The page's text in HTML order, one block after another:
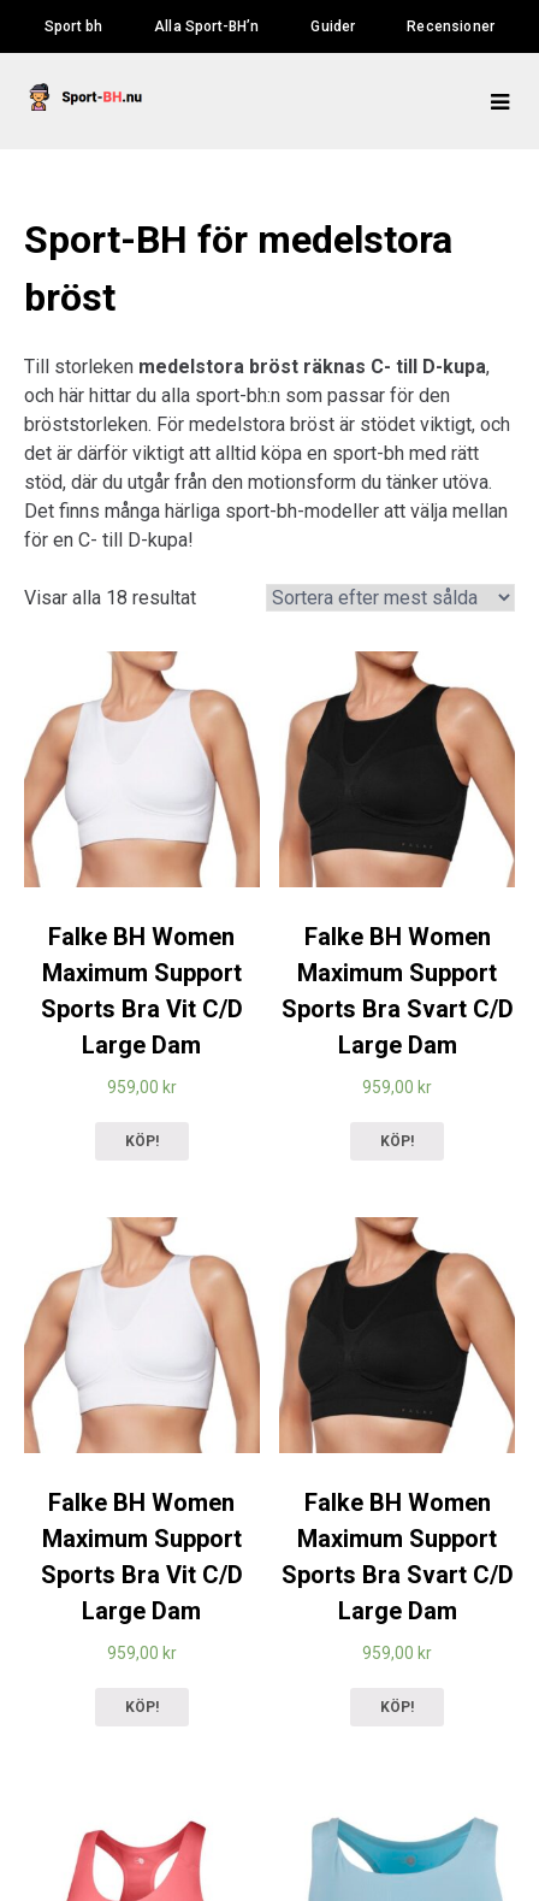
Sport bh Alla Sport-BH’n Guider Recensioner
Sport-BH för medelstora
bröst
Till storleken medelstora bröst räknas C- till D-kupa,
och här hittar du alla sport-bh:n som passar för den
bröststorleken. För medelstora bröst är stödet viktigt, och
det är därför viktigt att alltid köpa en sport-bh med rätt
stöd, där du utgår från den motionsform du tänker utöva.
Det finns många härliga sport-bh-modeller att välja mellan
för en C- till D-kupa!
Visar alla 18 resultat
Falke BH Women
Maximum Support
Sports Bra Vit C/D
Large Dam
959,00 kr
KÖP!
Falke BH Women
Maximum Support
Sports Bra Svart C/D
Large Dam
959,00 kr
KÖP!
Falke BH Women
Maximum Support
Sports Bra Vit C/D
Large Dam
959,00 kr
KÖP!
Falke BH Women
Maximum Support
Sports Bra Svart C/D
Large Dam
959,00 kr
KÖP!